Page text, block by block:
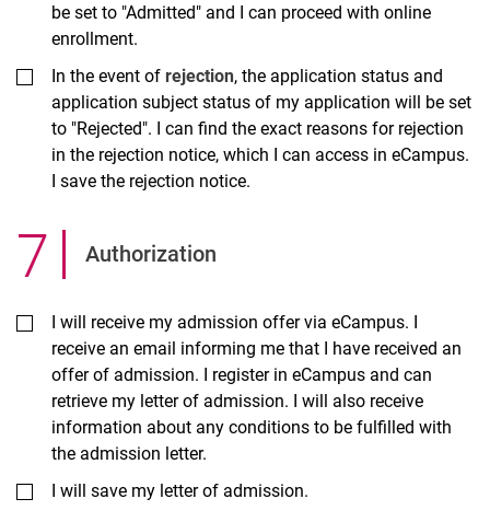
be set to "Admitted" and I can proceed with online
enrollment.
In the event of rejection, the application status and
application subject status of my application will be set
to "Rejected". I can find the exact reasons for rejection
in the rejection notice, which I can access in eCampus.
I save the rejection notice.
7. Authorization
I will receive my admission offer via eCampus. I
receive an email informing me that I have received an
offer of admission. I register in eCampus and can
retrieve my letter of admission. I will also receive
information about any conditions to be fulfilled with
the admission letter.
I will save my letter of admission.